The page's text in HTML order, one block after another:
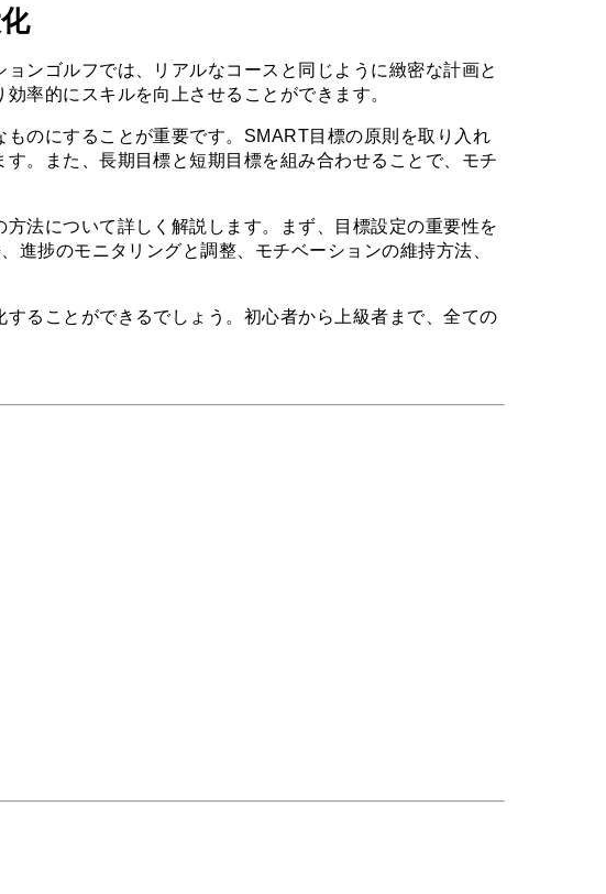
ンゴルフでは、リアルなコースと同じように緻密な計画と
率的にスキルを向上させることができます。
のにすることが重要です。SMART目標の原則を取り入れ
。また、長期目標と短期目標を組み合わせることで、モチ
法について詳しく解説します。まず、目標設定の重要性を
捗のモニタリングと調整、モチベーションの維持方法、
ることができるでしょう。初心者から上級者まで、全ての